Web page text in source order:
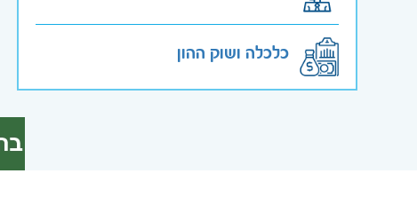
כלכלה ושוק ההון